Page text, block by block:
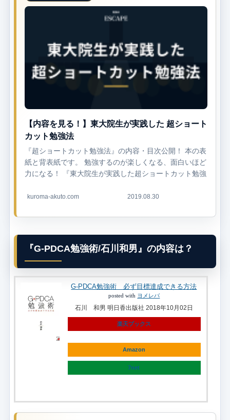
【内容を見る！】東大院生が実践した 超ショート
カット勉強法
『超ショートカット勉強法』の内容・目次公開！ 本の表
紙と背表紙です。 勉強するのが楽しくなる、面白いほど
力になる！ 『東大院生が実践した超ショートカット勉強
ざいます...
kuroma-akuto.com 2019.08.30
『G-PDCA勉強術/石川和男』の内容は？
G-PDCA勉強術 必ず目標達成できる方法
posted with ヨメレバ
石川 和男 明日香出版社 2018年10月02日
楽天ブックス
Amazon
7net